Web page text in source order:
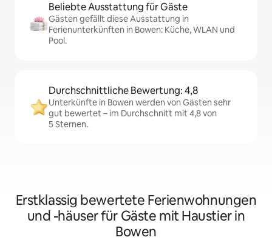
Beliebte Ausstattung für Gäste
Gästen gefällt diese Ausstattung in
Ferienunterkünften in Bowen: Küche, WLAN und
Pool.
Durchschnittliche Bewertung: 4,8
Unterkünfte in Bowen werden von Gästen sehr
gut bewertet – im Durchschnitt mit 4,8 von
5 Sternen.
Erstklassig bewertete Ferienwohnungen
und -häuser für Gäste mit Haustier in
Bowen